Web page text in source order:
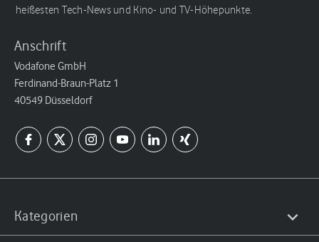
heißesten Tech-News und Kino- und TV-Höhepunkte.
Anschrift
Vodafone GmbH
Ferdinand-Braun-Platz 1
40549 Düsseldorf
Kategorien